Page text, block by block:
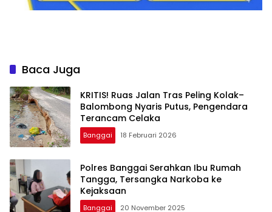
Baca Juga
KRITIS! Ruas Jalan Tras Peling Kolak–
Balombong Nyaris Putus, Pengendara
Terancam Celaka
Banggai 18 Februari 2026
Polres Banggai Serahkan Ibu Rumah
Tangga, Tersangka Narkoba ke
Kejaksaan
Banggai 20 November 2025